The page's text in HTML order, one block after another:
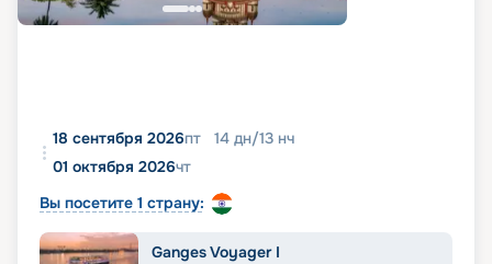
18 сентября 2026пт 14 дн/13 нч
01 октября 2026чт
Вы посетите 1 страну:
Ganges Voyager I